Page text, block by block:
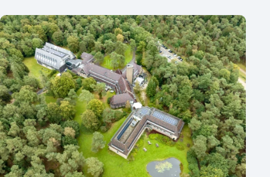
Heisessie
Hotel
Hybride events
Industriële locatie
Kasteel en landgoed
Kleine / intieme locatie
Locaties aan zee
Museum
Theater
Varende locatie